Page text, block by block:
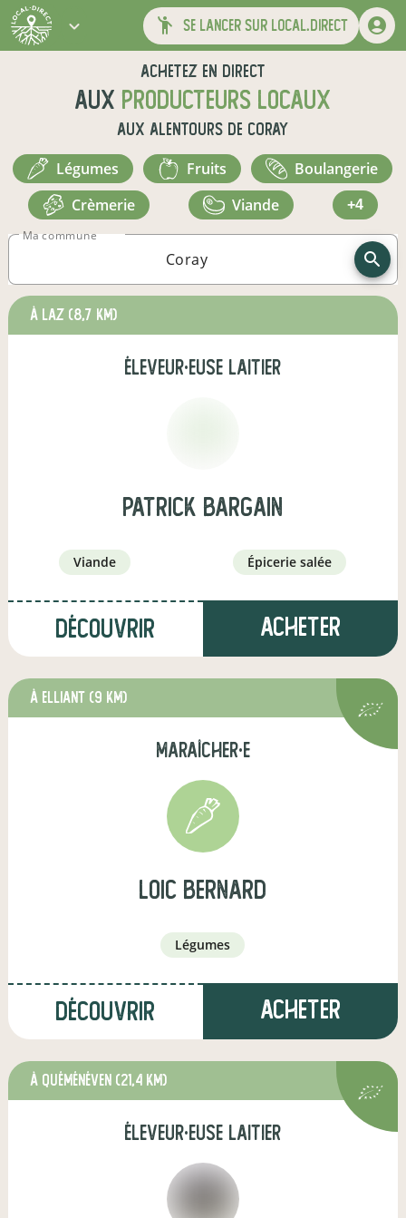
se lancer sur local.direct
Achetez en direct
aux producteurs locaux
aux alentours de Coray
légumes fruits
boulangerie
crèmerie
viande +4
Ma commune
à Laz (8,7 km)
éleveur·euse laitier
patrick bargain
viande épicerie salée
Découvrir Acheter
à Elliant (9 km)
maraîcher·e
loic bernard
légumes
Découvrir Acheter
à Quéménéven (21,4 km)
éleveur·euse laitier